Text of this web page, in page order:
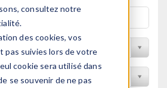
consultez notre
des cookies, vos
pas suivies lors de votre
cookie sera utilisé dans
se souvenir de ne pas